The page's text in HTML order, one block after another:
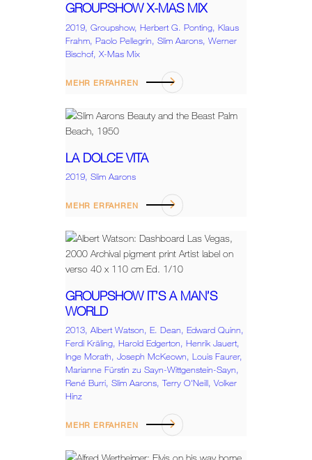
GROUPSHOW X-MAS MIX
2019, Groupshow, Herbert G. Ponting, Klaus
Frahm, Paolo Pellegrin, Slim Aarons, Werner
Bischof, X-Mas Mix
MEHR ERFAHREN
LA DOLCE VITA
2019, Slim Aarons
MEHR ERFAHREN
GROUPSHOW IT’S A MAN’S
WORLD
2013, Albert Watson, E. Dean, Edward Quinn,
Ferdi Kräling, Harold Edgerton, Henrik Jauert,
Inge Morath, Joseph McKeown, Louis Faurer,
Marianne Fürstin zu Sayn-Wittgenstein-Sayn,
René Burri, Slim Aarons,Terry O'Neill, Volker
Hinz
MEHR ERFAHREN